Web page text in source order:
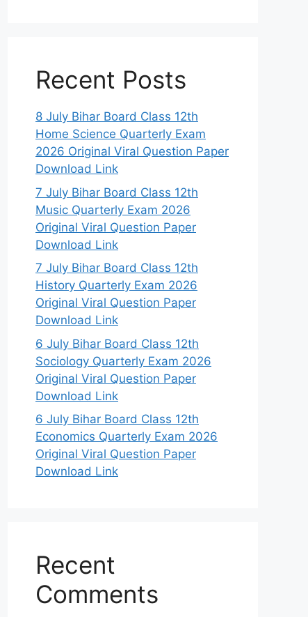
Recent Posts
8 July Bihar Board Class 12th
Home Science Quarterly Exam
2026 Original Viral Question Paper
Download Link
7 July Bihar Board Class 12th
Music Quarterly Exam 2026
Original Viral Question Paper
Download Link
7 July Bihar Board Class 12th
History Quarterly Exam 2026
Original Viral Question Paper
Download Link
6 July Bihar Board Class 12th
Sociology Quarterly Exam 2026
Original Viral Question Paper
Download Link
6 July Bihar Board Class 12th
Economics Quarterly Exam 2026
Original Viral Question Paper
Download Link
Recent
Comments